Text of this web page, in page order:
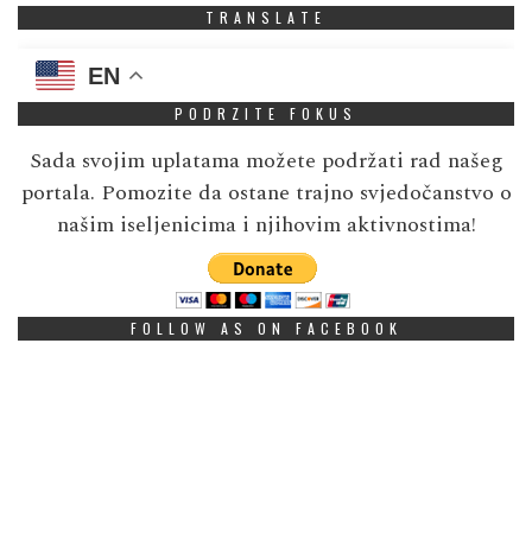
TRANSLATE
EN
PODRZITE FOKUS
Sada svojim uplatama možete podržati rad našeg
portala. Pomozite da ostane trajno svjedočanstvo o
našim iseljenicima i njihovim aktivnostima!
FOLLOW AS ON FACEBOOK